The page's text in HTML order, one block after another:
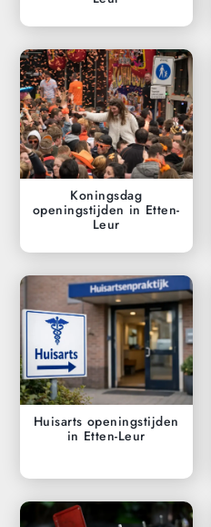
Koningsdag
openingstijden in Etten-
Leur
Huisarts openingstijden
in Etten-Leur